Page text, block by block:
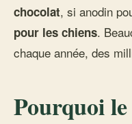
chocolat, si anodin
pour les chiens.
chaque année, des
Pourquoi